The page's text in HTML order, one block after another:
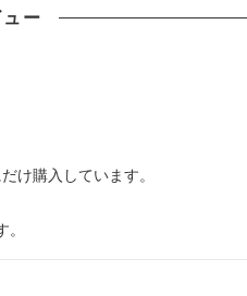
ー
け購入しています。